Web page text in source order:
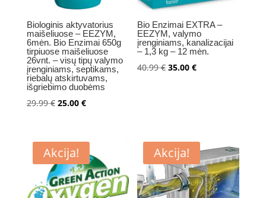
Biologinis aktyvatorius
maišeliuose – EEZYM,
6mėn. Bio Enzimai 650g
tirpiuose maišeliuose
26vnt. – visų tipų valymo
įrenginiams, septikams,
riebalų atskirtuvams,
išgriebimo duobėms
29.99€ Original
29.99 €.
25.00 €Current
Bio Enzimai EXTRA –
EEZYM, valymo
įrenginiams, kanalizacijai
– 1,3 kg – 12 mėn.
40.99€ Original
35.00€Current
Akcija! Akcija!